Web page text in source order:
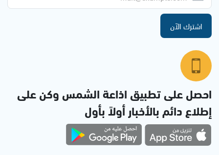
اشترك الآن
احصل على تطبيق اذاعة الشمس وكن على
إطلاع دائم بالأخبار أولاً بأول